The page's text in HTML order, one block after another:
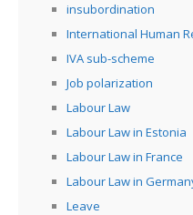
insubordination
International Human
IVA sub-scheme
Job polarization
Labour Law
Labour Law in Estonia
Labour Law in France
Labour Law in
Leave